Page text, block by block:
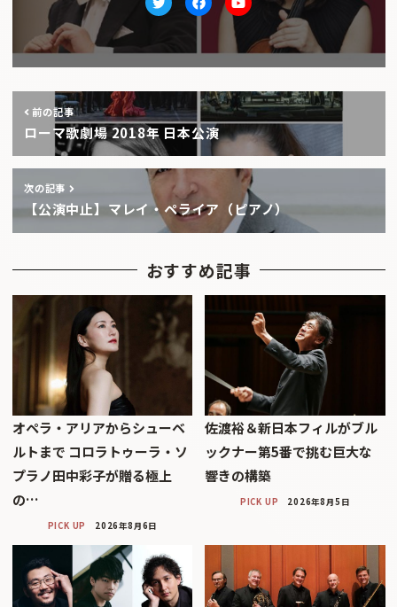
TwitterfacebookYoutube
前の記事
ローマ歌劇場 2018年 日本公演
次の記事
【公演中止】マレイ・ペライア（ピアノ）
おすすめ記事
オペラ・アリアからシューベ
ルトまで コロラトゥーラ・ソ
プラノ田中彩子が贈る極上
の…
PICK UP 2026年8月6日
佐渡裕＆新日本フィルがブル
ックナー第5番で挑む巨大な
響きの構築
PICK UP 2026年8月5日